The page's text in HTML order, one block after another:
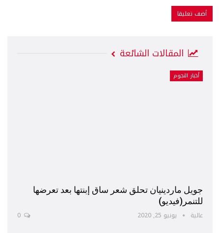
المقالات الشائعة
أخبار النجوم
جويل ماردينيان تحلق شعر ساق إبنتها بعد تعرضها
للتنمر(فيديو)
عالية يونيو 25, 2020